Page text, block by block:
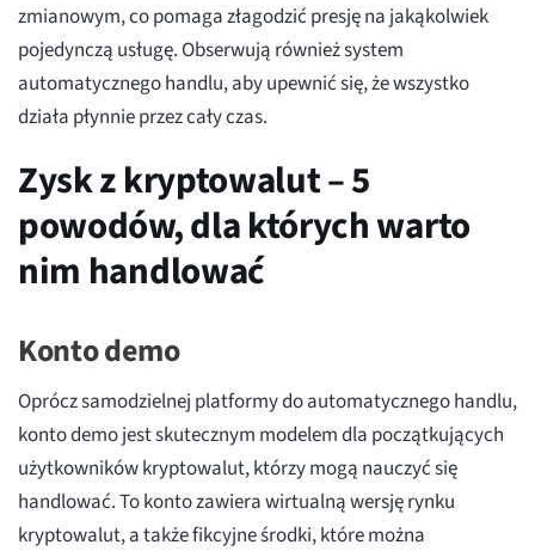
zmianowym, co pomaga złagodzić presję na jakąkolwiek
pojedynczą usługę. Obserwują również system
automatycznego handlu, aby upewnić się, że wszystko
działa płynnie przez cały czas.
Zysk z kryptowalut – 5
powodów, dla których warto
nim handlować
Konto demo
Oprócz samodzielnej platformy do automatycznego handlu,
konto demo jest skutecznym modelem dla początkujących
użytkowników kryptowalut, którzy mogą nauczyć się
handlować. To konto zawiera wirtualną wersję rynku
kryptowalut, a także fikcyjne środki, które można